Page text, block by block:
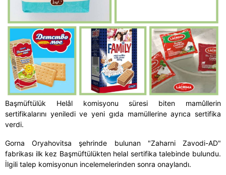
Başmüftülük Helâl komisyonu süresi biten mamûllerin
sertifikalarını yeniledi ve yeni gıda mamüllerine ayrıca sertifika
verdi.
Gorna Oryahovitsa şehrinde bulunan "Zaharni Zavodi-AD"
fabrikası ilk kez Başmüftülükten helal sertifika talebinde bulundu.
İlgili talep komisyonun incelemelerinden sonra onaylandı.